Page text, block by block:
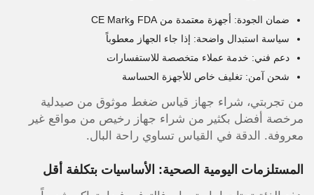
ضمان الجودة: أجهزة معتمدة من FDA وCE Mark
سياسة استبدال واضحة: إذا جاء الجهاز معطوباً
دعم فني: خدمة عملاء متخصصة للاستفسارات
شحن آمن: تغليف خاص للأجهزة الحساسة
من تجربتي، شراء جهاز قياس ضغط موثوق من صيدلية
مرخصة أفضل بكثير من شراء جهاز رخيص من مواقع غير
معروفة. الدقة في القياس تساوي راحة البال.
المستلزمات اليومية الصحية: الأساسيات بتكلفة أقل